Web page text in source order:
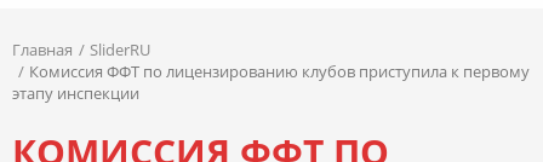
Главная
SliderRU
Комиссия ФФТ по лицензированию клубов приступила к первому
этапу инспекции
КОМИССИЯ ФФТ ПО